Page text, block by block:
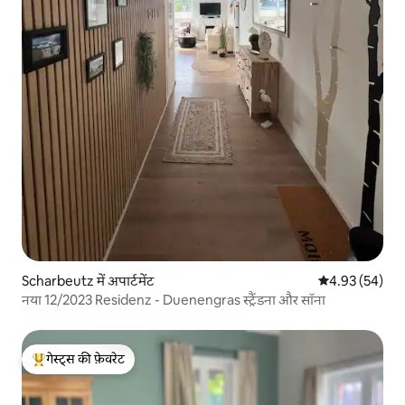
Scharbeutz में अपार्टमेंट औसत रेटिंग 5 में
4.93 (54)
नया 12/2023 Residenz - Duenengras स्ट्रैंडना और सॉना
गेस्ट्स का टॉप फ़ेवरेट
गेस्ट्स की फ़ेवरेट